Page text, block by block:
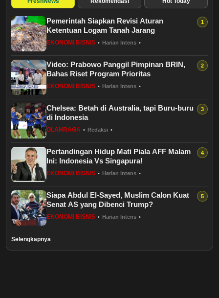
Teknologi
Pendidikan
Bursa
Hukum dan Kriminal
Kesehatan
Olahraga
Ekonomi Bisnis
Pariwisata
Healthstyle
Pemerintah Siapkan Revisi Aturan
Ketentuan Logam Tanah Jarang
EKONOMI BISNIS • Harian Intens •
Video: Prabowo Panggil Pimpinan BRIN,
Bahas Riset Program Prioritas
EKONOMI BISNIS • Harian Intens •
Chelsea: Betah di Australia, tapi Buru-buru
di Indonesia
OLAHRAGA • Redaksi •
Pertandingan Hidup Mati Piala AFF Malam
Ini: Indonesia Vs Singapura!
EKONOMI BISNIS • Harian Intens •
Siapa Abdul El-Sayed, Muslim Calon Kuat
Senat AS yang Dibenci Trump?
EKONOMI BISNIS • Harian Intens •
Selengkapnya